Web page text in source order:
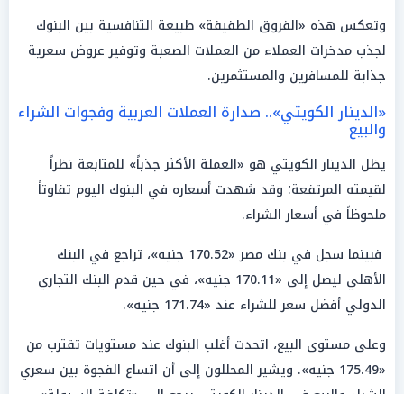
وتعكس هذه «الفروق الطفيفة» طبيعة التنافسية بين البنوك
لجذب مدخرات العملاء من العملات الصعبة وتوفير عروض سعرية
جذابة للمسافرين والمستثمرين.
«الدينار الكويتي».. صدارة العملات العربية وفجوات الشراء
والبيع
يظل الدينار الكويتي هو «العملة الأكثر جذباً» للمتابعة نظراً
لقيمته المرتفعة؛ وقد شهدت أسعاره في البنوك اليوم تفاوتاً
ملحوظاً في أسعار الشراء.
فبينما سجل في بنك مصر «170.52 جنيه»، تراجع في البنك
الأهلي ليصل إلى «170.11 جنيه»، في حين قدم البنك التجاري
الدولي أفضل سعر للشراء عند «171.74 جنيه».
وعلى مستوى البيع، اتحدت أغلب البنوك عند مستويات تقترب من
«175.49 جنيه». ويشير المحللون إلى أن اتساع الفجوة بين سعري